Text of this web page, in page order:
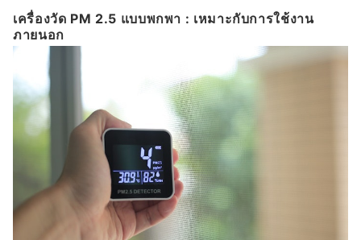
เครื่องวัด PM 2.5 แบบพกพา : เหมาะกับการใช้งาน
ภายนอก